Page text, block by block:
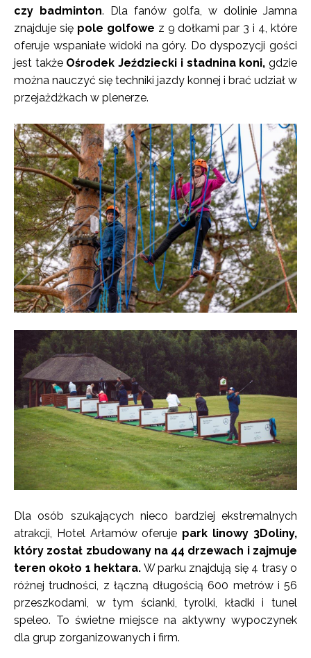
czy badminton. Dla fanów golfa, w dolinie Jamna
znajduje się pole golfowe z 9 dołkami par 3 i 4, które
oferuje wspaniałe widoki na góry. Do dyspozycji gości
jest takżeOśrodek Jeździecki i stadnina koni, gdzie
można nauczyć się techniki jazdy konnej i brać udział w
przejażdżkach w plenerze.
Dla osób szukających nieco bardziej ekstremalnych
atrakcji, Hotel Arłamów oferuje park linowy 3Doliny,
który został zbudowany na 44 drzewach i zajmuje
teren około 1 hektara. W parku znajdują się 4 trasy o
różnej trudności, z łączną długością 600 metrów i 56
przeszkodami, w tym ścianki, tyrolki, kładki i tunel
speleo. To świetne miejsce na aktywny wypoczynek
dla grup zorganizowanych i firm.